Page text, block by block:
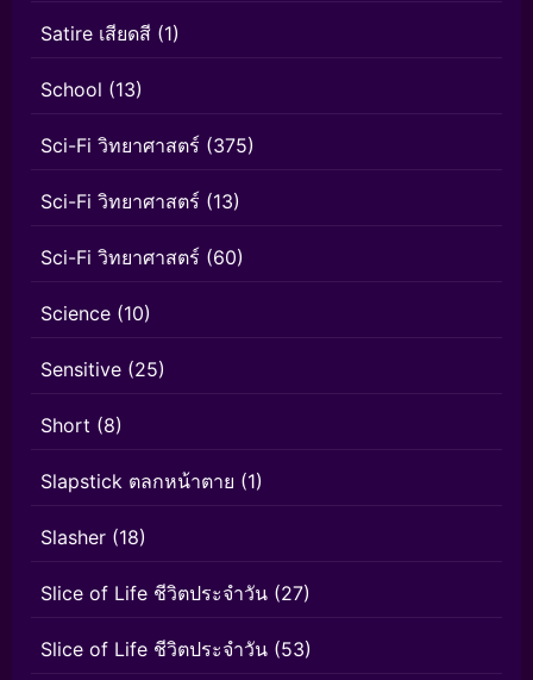
Satire เสียดสี (1)
School (13)
Sci-Fi วิทยาศาสตร์ (375)
Sci-Fi วิทยาศาสตร์ (13)
Sci-Fi วิทยาศาสตร์ (60)
Science (10)
Sensitive (25)
Short (8)
Slapstick ตลกหน้าตาย (1)
Slasher (18)
Slice of Life ชีวิตประจำวัน (27)
Slice of Life ชีวิตประจำวัน (53)